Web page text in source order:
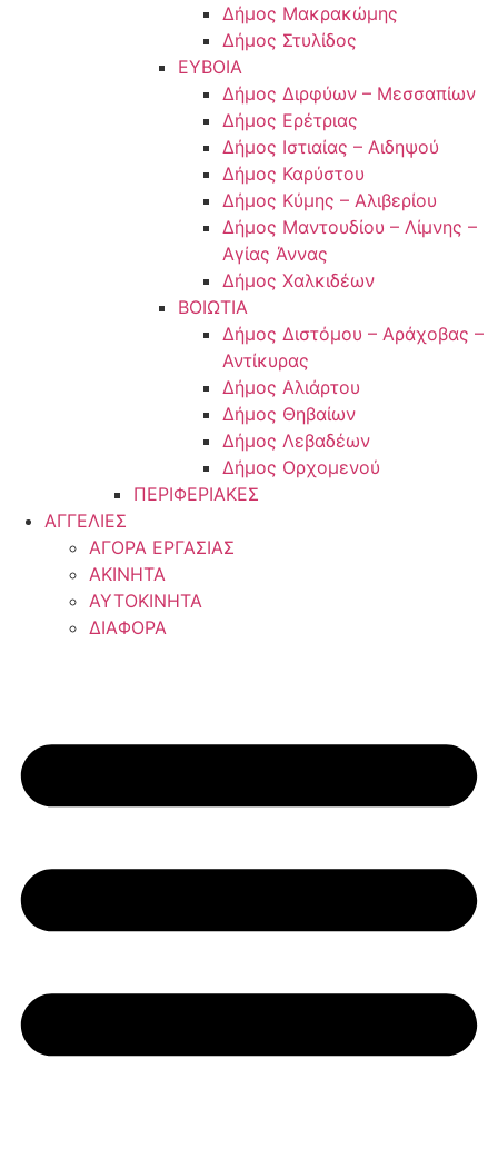
Δήμος Μακρακώμης
Δήμος Στυλίδος
ΕΥΒΟΙΑ
Δήμος Διρφύων – Μεσσαπίων
Δήμος Ερέτριας
Δήμος Ιστιαίας – Αιδηψού
Δήμος Καρύστου
Δήμος Κύμης – Αλιβερίου
Δήμος Μαντουδίου – Λίμνης –
Αγίας Άννας
Δήμος Χαλκιδέων
ΒΟΙΩΤΙΑ
Δήμος Διστόμου – Αράχοβας –
Αντίκυρας
Δήμος Αλιάρτου
Δήμος Θηβαίων
Δήμος Λεβαδέων
Δήμος Ορχομενού
ΠΕΡΙΦΕΡΙΑΚΕΣ
ΑΓΓΕΛΙΕΣ
ΑΓΟΡΑ ΕΡΓΑΣΙΑΣ
ΑΚΙΝΗΤΑ
ΑΥΤΟΚΙΝΗΤΑ
ΔΙΑΦΟΡΑ